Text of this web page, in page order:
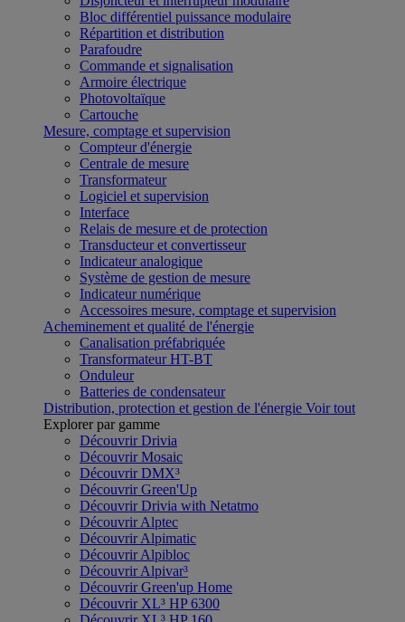
Bloc différentiel puissance modulaire
Répartition et distribution
Parafoudre
Commande et signalisation
Armoire électrique
Photovoltaïque
Cartouche
Mesure, comptage et supervision
Compteur d'énergie
Centrale de mesure
Transformateur
Logiciel et supervision
Interface
Relais de mesure et de protection
Transducteur et convertisseur
Indicateur analogique
Système de gestion de mesure
Indicateur numérique
Accessoires mesure, comptage et supervision
Acheminement et qualité de l'énergie
Canalisation préfabriquée
Transformateur HT-BT
Onduleur
Batteries de condensateur
Distribution, protection et gestion de l'énergie Voir tout
Explorer par gamme
Découvrir Drivia
Découvrir Mosaic
Découvrir DMX³
Découvrir Green'Up
Découvrir Drivia with Netatmo
Découvrir Alptec
Découvrir Alpimatic
Découvrir Alpibloc
Découvrir Alpivar³
Découvrir Green'up Home
Découvrir XL³ HP 6300